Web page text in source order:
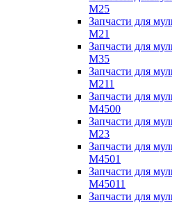
M25
Запчасти для
M21
Запчасти для
M35
Запчасти для
M211
Запчасти для
M4500
Запчасти для
M23
Запчасти для
M4501
Запчасти для
M45011
Запчасти для